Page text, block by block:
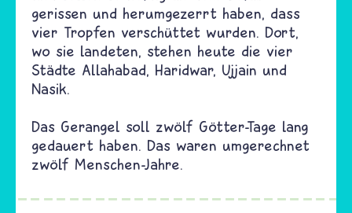
gerissen und herumgezerrt haben, dass
vier Tropfen verschüttet wurden. Dort,
wo sie landeten, stehen heute die vier
Städte Allahabad, Haridwar, Ujjain und
Nasik.
Das Gerangel soll zwölf Götter-Tage lang
gedauert haben. Das waren umgerechnet
zwölf Menschen-Jahre.